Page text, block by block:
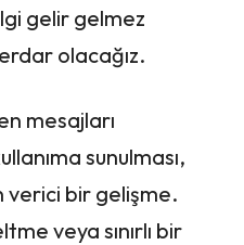
gelir gelmez
olacağız.
mesajları
sunulması,
verici bir gelişme.
veya sınırlı bir